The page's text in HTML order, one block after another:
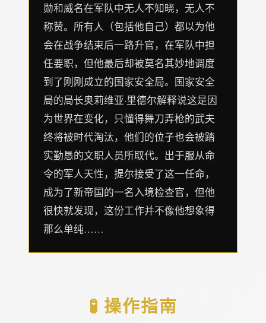
勋和威名在军队中无人不知晓，无人不
称赞。所有人（包括他自己）都以为他
会在战争结束后一路升官，在军队中担
任要职，但他最后却被莫名其妙地调度
到了刚刚成立的国家安全局。国家安全
局的局长奥莉维亚·里德尔解释说这是因
为世界在变化，只懂得舞刀弄枪的武夫
终将被时代淘汰，他们的位子也会被踏
实勤恳的文职人员所取代。出于服从命
令的军人天性，提尔接受了这一任命，
成为了新帝国的一名入境检查官，但他
很快就发现，这份工作并不像他想象得
那么单纯……
🧪 操作指南